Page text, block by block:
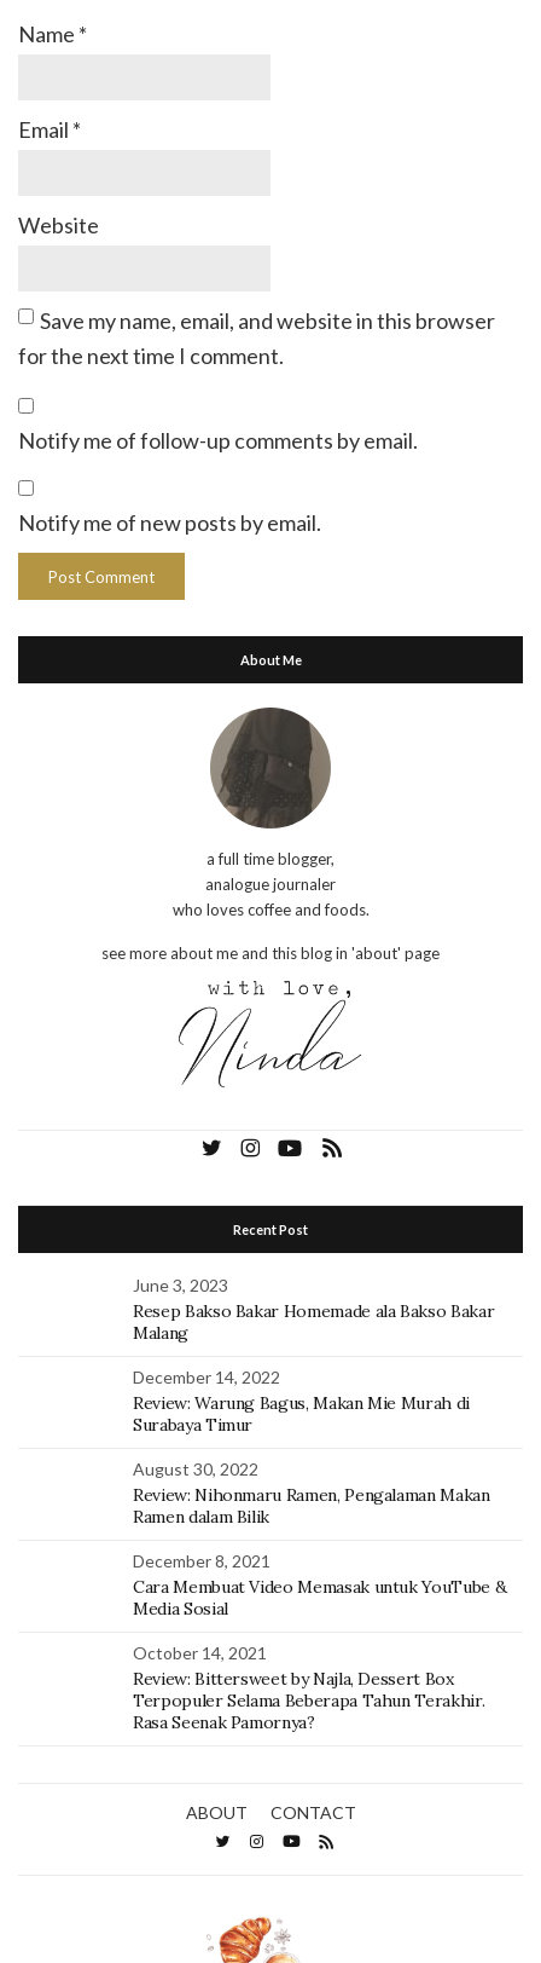
Name *
Email *
Website
Save my name, email, and website in this browser
for the next time I comment.
Notify me of follow-up comments by email.
Notify me of new posts by email.
About Me
a full time blogger,
analogue journaler
who loves coffee and foods.
see more about me and this blog in 'about' page
Recent Post
June 3, 2023
Resep Bakso Bakar Homemade ala Bakso Bakar
Malang
December 14, 2022
Review: Warung Bagus, Makan Mie Murah di
Surabaya Timur
August 30, 2022
Review: Nihonmaru Ramen, Pengalaman Makan
Ramen dalam Bilik
December 8, 2021
Cara Membuat Video Memasak untuk YouTube &
Media Sosial
October 14, 2021
Review: Bittersweet by Najla, Dessert Box
Terpopuler Selama Beberapa Tahun Terakhir.
Rasa Seenak Pamornya?
ABOUT CONTACT